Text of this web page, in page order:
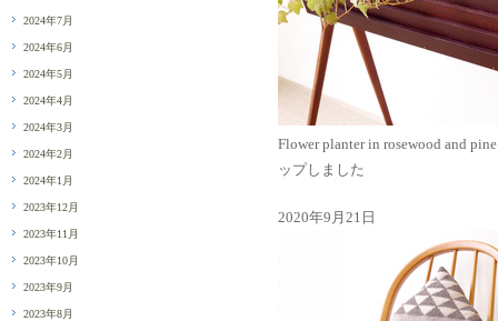
Flower planter in rosewood and
ップしました
2020年9月21日
2024年7月
2024年6月
2024年5月
2024年4月
2024年3月
2024年2月
2024年1月
2023年12月
2023年11月
2023年10月
2023年9月
2023年8月